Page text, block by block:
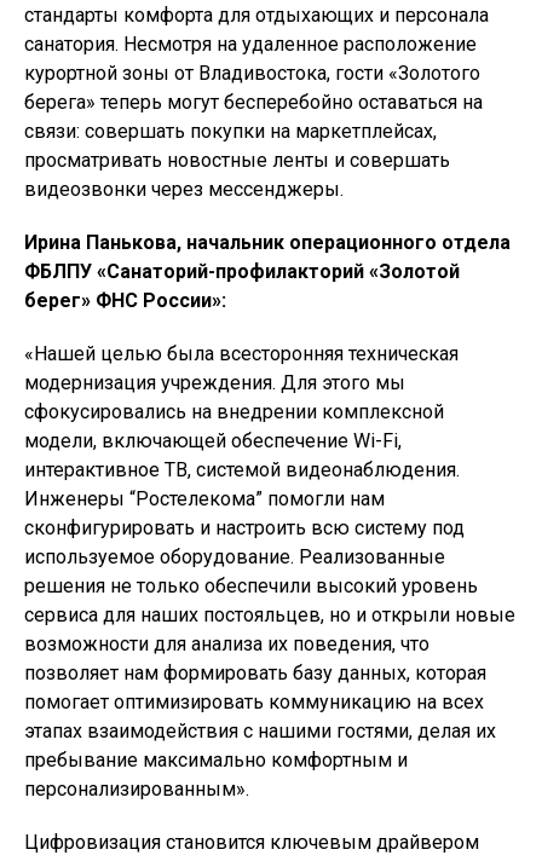
стандарты комфорта для отдыхающих и персонала
санатория. Несмотря на удаленное расположение
курортной зоны от Владивостока, гости «Золотого
берега» теперь могут бесперебойно оставаться на
связи: совершать покупки на маркетплейсах,
просматривать новостные ленты и совершать
видеозвонки через мессенджеры.
Ирина Панькова, начальник операционного отдела
ФБЛПУ «Санаторий-профилакторий «Золотой
берег» ФНС России»:
«Нашей целью была всесторонняя техническая
модернизация учреждения. Для этого мы
сфокусировались на внедрении комплексной
модели, включающей обеспечение Wi-Fi,
интерактивное ТВ, системой видеонаблюдения.
Инженеры “Ростелекома” помогли нам
сконфигурировать и настроить всю систему под
используемое оборудование. Реализованные
решения не только обеспечили высокий уровень
сервиса для наших постояльцев, но и открыли новые
возможности для анализа их поведения, что
позволяет нам формировать базу данных, которая
помогает оптимизировать коммуникацию на всех
этапах взаимодействия с нашими гостями, делая их
пребывание максимально комфортным и
персонализированным».
Цифровизация становится ключевым драйвером